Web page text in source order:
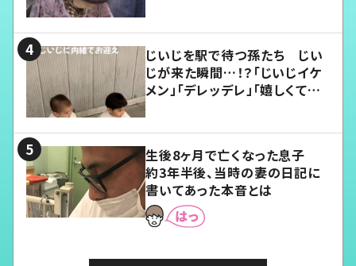
じいじを駅で待つ孫たち じい
じが来た瞬間…！？「じいじイケ
メン」「デレッデレ」「嬉しくて可
生後8ヶ月で亡くなった息子
約3年半後、当時の妻の日記に
書いてあった本音とは